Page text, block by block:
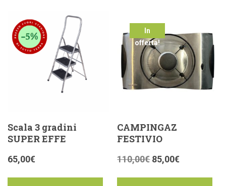
Scala 3 gradini
SUPER EFFE
65,00€
In
offerta!
CAMPINGAZ
FESTIVIO
110,00€ 85,00€